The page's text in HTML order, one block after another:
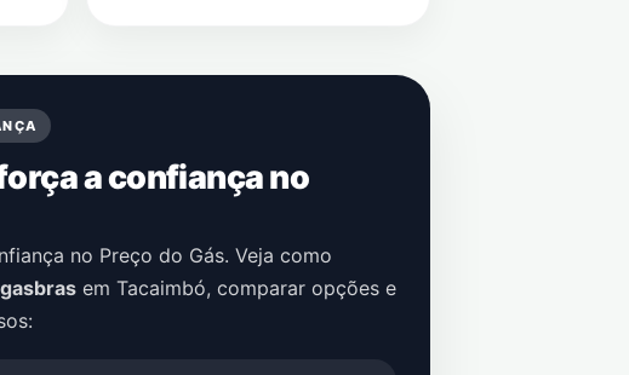
a confiança no
no Preço do Gás. Veja como
em Tacaimbó, comparar opções e